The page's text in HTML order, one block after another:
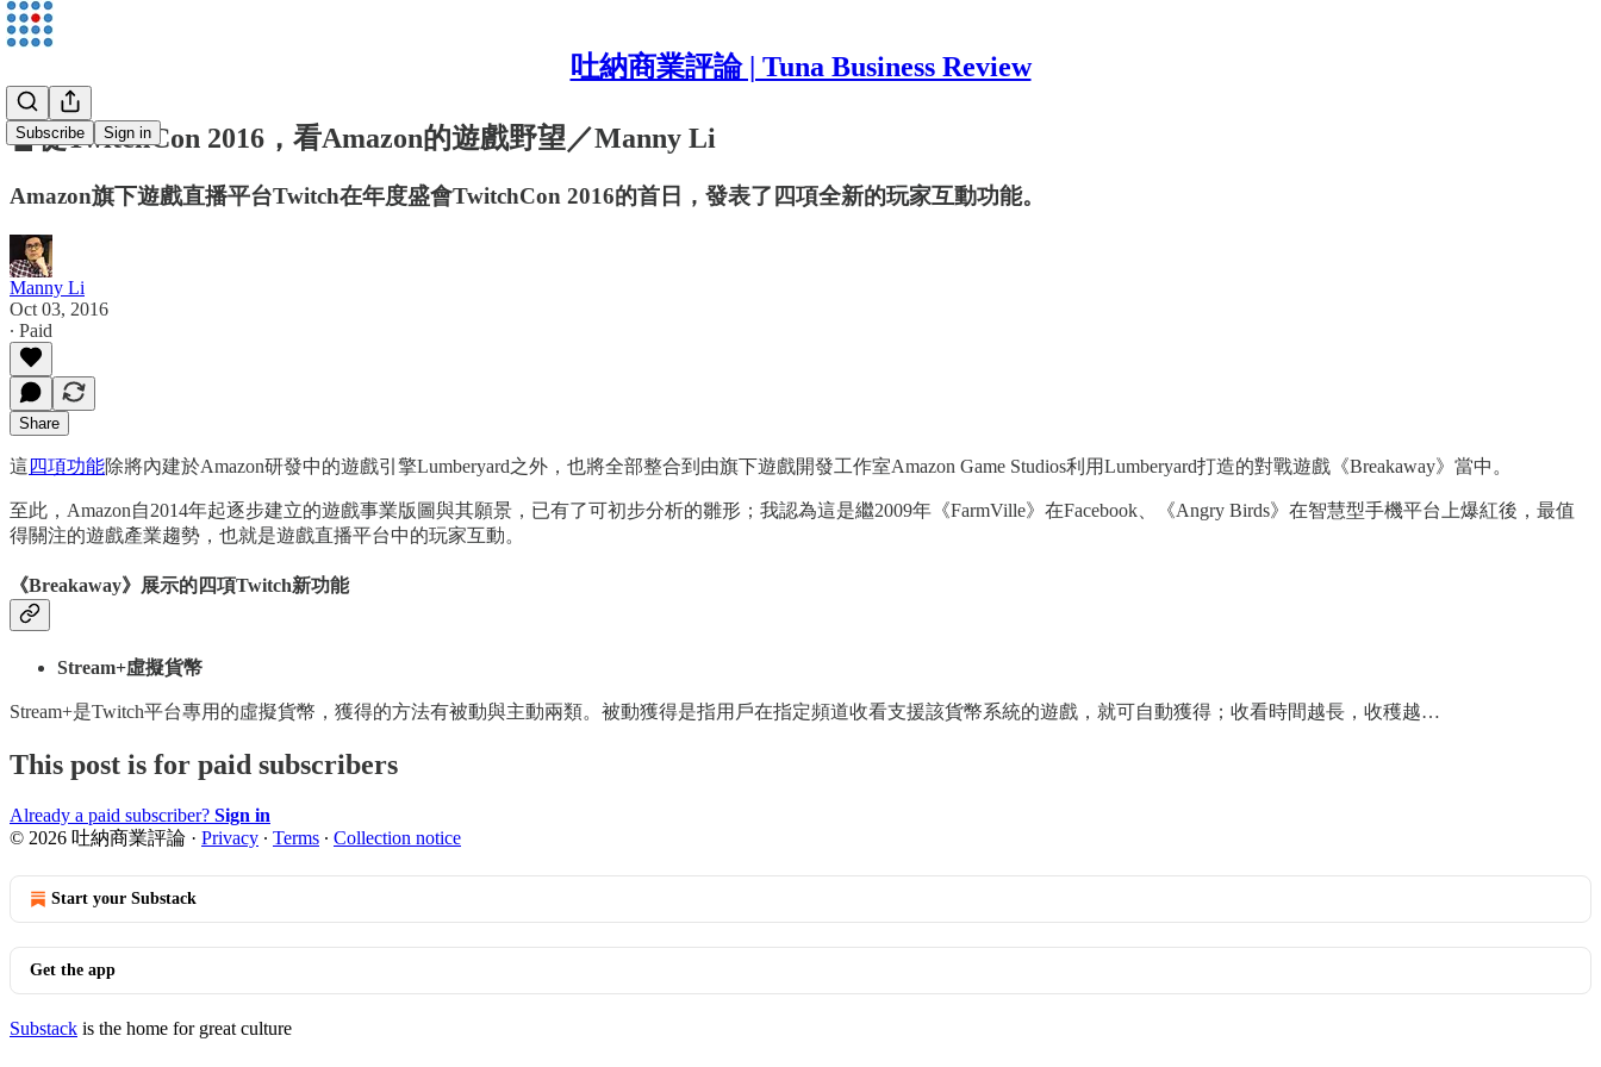
吐納商業評論 | Tuna Business Review
Subscribe Sign in
🔏從TwitchCon 2016，看Amazon的遊戲野望／Manny Li
Amazon旗下遊戲直播平台Twitch在年度盛會TwitchCon 2016的首日，發表了四項全新的玩家互動功能。
Manny Li
Oct 03, 2016
∙ Paid
Share
這 四項功能除將內建於Amazon研發中的遊戲引擎Lumberyard之外，也將全部整合到由旗下遊戲開發工作室Amazon Game Studios利用Lumberyard打造的對戰遊戲《Breakaway》當中。
至此，Amazon自2014年起逐步建立的遊戲事業版圖與其願景，已有了可初步分析的雛形；我認為這是繼2009年《FarmVille》在Facebook、《Angry Birds》在智慧型手機平台上爆紅後，最值
得關注的遊戲產業趨勢，也就是遊戲直播平台中的玩家互動。
《Breakaway》展示的四項Twitch新功能
Stream+虛擬貨幣
Stream+是Twitch平台專用的虛擬貨幣，獲得的方法有被動與主動兩類。被動獲得是指用戶在指定頻道收看支援該貨幣系統的遊戲，就可自動獲得；收看時間越長，收穫越…
This post is for paid subscribers
Already a paid subscriber? Sign in
© 2026 吐納商業評論 · Privacy ∙ Terms ∙ Collection notice
Start your Substack
Get the app
Substack is the home for great culture